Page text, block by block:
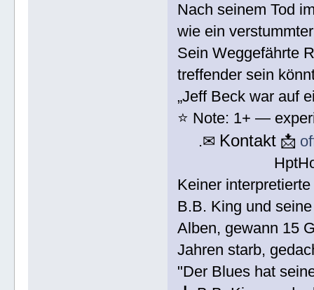
Nach seinem Tod
wie ein
Sein Weggefährte
treffender sein
„Jeff Beck war auf
⭐ Note: 1+ —
.✉ Kontakt 📩
Keiner
B.B. King und
Alben, gewann 15
Jahren starb,
"Der Blues hat